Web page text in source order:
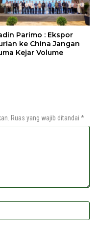
Parimo : Ekspor
ke China Jangan
Kejar Volume
Ruas yang wajib ditandai *